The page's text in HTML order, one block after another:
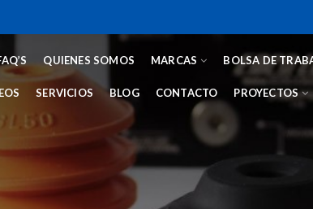
QUIENES SOMOS MARCAS BOLSA DE
SERVICIOS BLOG CONTACTO PROYECTOS